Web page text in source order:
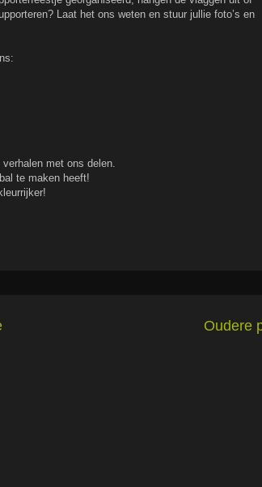
Laat het ons weten en stuur jullie foto’s en
met ons delen.
te maken heeft!
Oudere